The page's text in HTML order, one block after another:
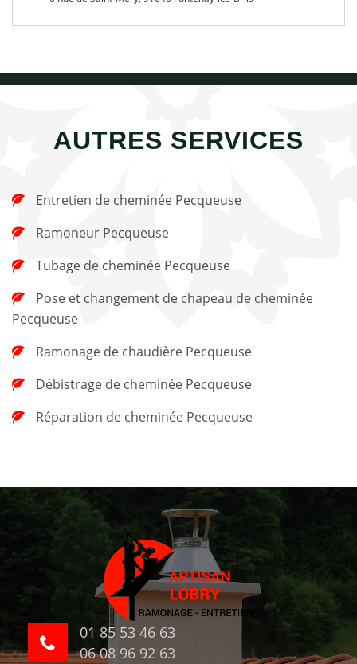
AUTRES SERVICES
Entretien de cheminée Pecqueuse
Ramoneur Pecqueuse
Tubage de cheminée Pecqueuse
Pecqueuse
Ramonage de chaudière Pecqueuse
Débistrage de cheminée Pecqueuse
Réparation de cheminée Pecqueuse
01 85 53 46 63
06 08 96 92 63